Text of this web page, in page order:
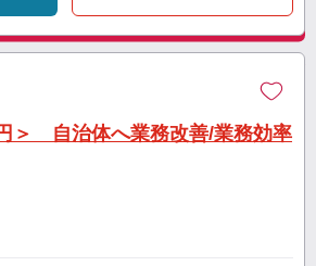
＞ 自治体へ業務改善/業務効率